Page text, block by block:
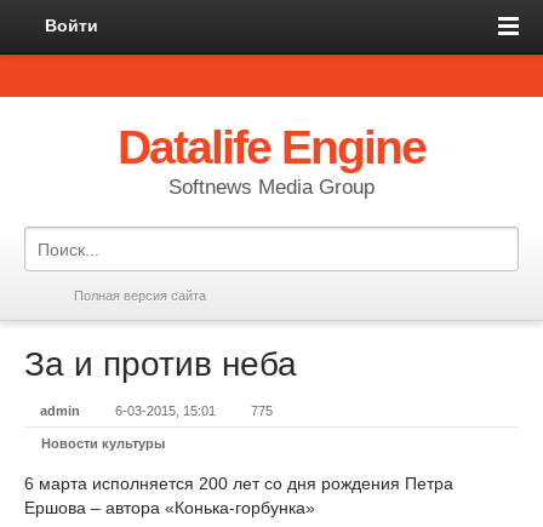
Войти
Datalife Engine
Softnews Media Group
Полная версия сайта
За и против неба
admin 6-03-2015, 15:01 775
Новости культуры
6 марта исполняется 200 лет со дня рождения Петра
Ершова – автора «Конька-горбунка»